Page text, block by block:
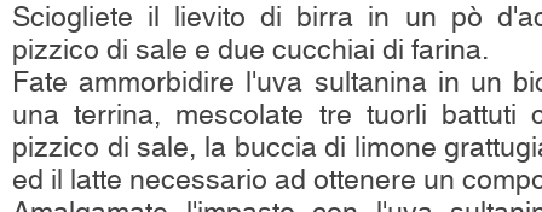
Sciogliete il lievito di birra in un pò
pizzico di sale e due cucchiai di farina.
Fate ammorbidire l'uva sultanina in un
una terrina, mescolate tre tuorli battuti
pizzico di sale, la buccia di limone
ed il latte necessario ad ottenere un